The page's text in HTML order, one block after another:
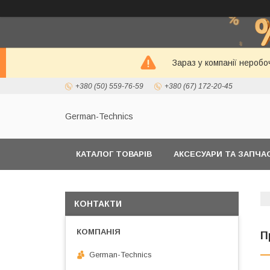
Зараз у компанії
+380 (50) 559-76-59 +380 (67) 172-20-45
German-Technics
КАТАЛОГ ТОВАРІВ АКСЕСУАРИ ТА
КОНТАКТИ
German-Technics